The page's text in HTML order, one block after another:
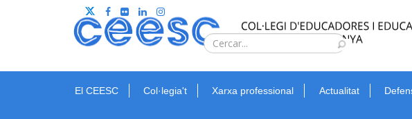
Type 2 or
Cerca
El CEESC Col·legia't Xarxa professional Actualitat